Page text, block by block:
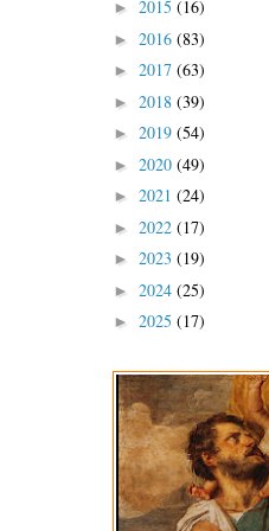
► 2015 (16)
► 2016 (83)
► 2017 (63)
► 2018 (39)
► 2019 (54)
► 2020 (49)
► 2021 (24)
► 2022 (17)
► 2023 (19)
► 2024 (25)
► 2025 (17)